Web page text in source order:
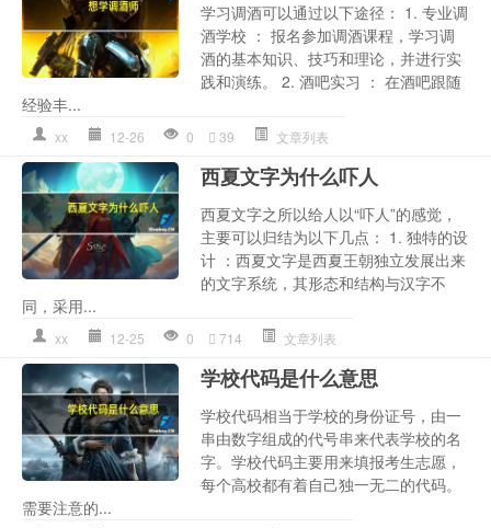
学习调酒可以通过以下途径： 1. 专业调
酒学校 ： 报名参加调酒课程，学习调
酒的基本知识、技巧和理论，并进行实
践和演练。 2. 酒吧实习 ： 在酒吧跟随
经验丰...
xx 12-26 0 39 文章列表
西夏文字为什么吓人
西夏文字之所以给人以“吓人”的感觉，
主要可以归结为以下几点： 1. 独特的设
计 ：西夏文字是西夏王朝独立发展出来
的文字系统，其形态和结构与汉字不
同，采用...
xx 12-25 0 714 文章列表
学校代码是什么意思
学校代码相当于学校的身份证号，由一
串由数字组成的代号串来代表学校的名
字。学校代码主要用来填报考生志愿，
每个高校都有着自己独一无二的代码。
需要注意的...